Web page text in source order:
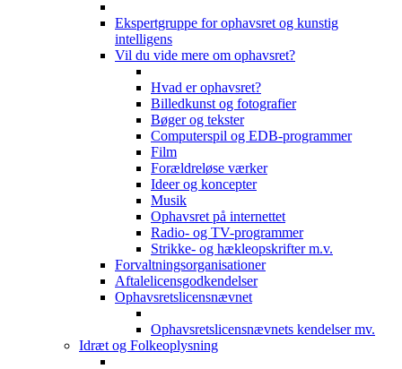
Ekspertgruppe for ophavsret og kunstig
intelligens
Vil du vide mere om ophavsret?
Hvad er ophavsret?
Billedkunst og fotografier
Bøger og tekster
Computerspil og EDB-programmer
Film
Forældreløse værker
Ideer og koncepter
Musik
Ophavsret på internettet
Radio- og TV-programmer
Strikke- og hækleopskrifter m.v.
Forvaltningsorganisationer
Aftalelicensgodkendelser
Ophavsretslicensnævnet
Ophavsretslicensnævnets kendelser mv.
Idræt og Folkeoplysning